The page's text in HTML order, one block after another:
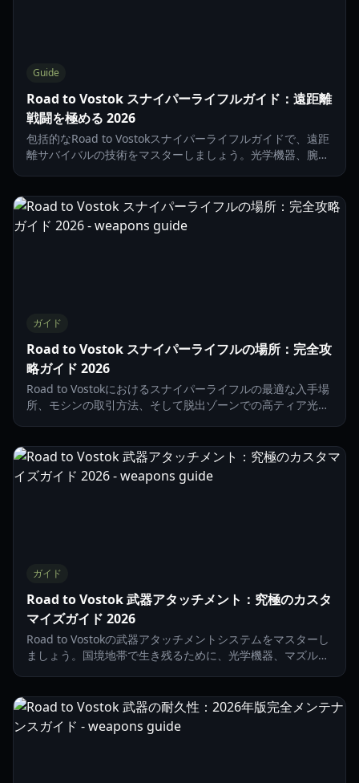
Guide
Road to Vostok スナイパーライフルガイド：遠距離
戦闘を極める 2026
包括的なRoad to Vostokスナイパーライフルガイドで、遠距
離サバイバルの技術をマスターしましょう。光学機器、腕力
ガイド
Road to Vostok スナイパーライフルの場所：完全攻
略ガイド 2026
Road to Vostokにおけるスナイパーライフルの最適な入手場
所、モシンの取引方法、そして脱出ゾーンでの高ティア光学
ガイド
Road to Vostok 武器アタッチメント：究極のカスタ
マイズガイド 2026
Road to Vostokの武器アタッチメントシステムをマスターし
ましょう。国境地帯で生き残るために、光学機器、マズル、